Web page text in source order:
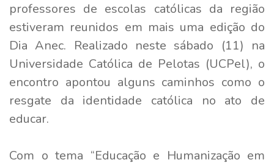
professores de escolas católicas da região
estiveram reunidos em mais uma edição do
Dia Anec. Realizado neste sábado (11) na
Universidade Católica de Pelotas (UCPel), o
encontro apontou alguns caminhos como o
resgate da identidade católica no ato de
educar.
Com o tema “Educação e Humanização em